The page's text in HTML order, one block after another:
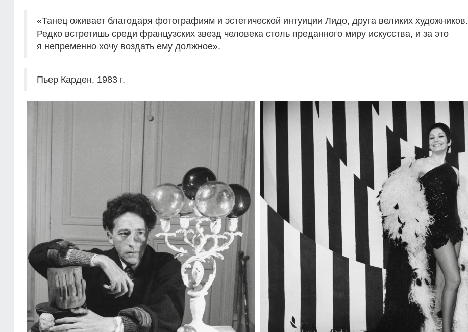
«Танец оживает благодаря фотографиям и эстетической интуиции Лидо, друга великих художников.
Редко встретишь среди французских звезд человека столь преданного миру искусства, и за это
я непременно хочу воздать ему должное».
Пьер Карден, 1983 г.